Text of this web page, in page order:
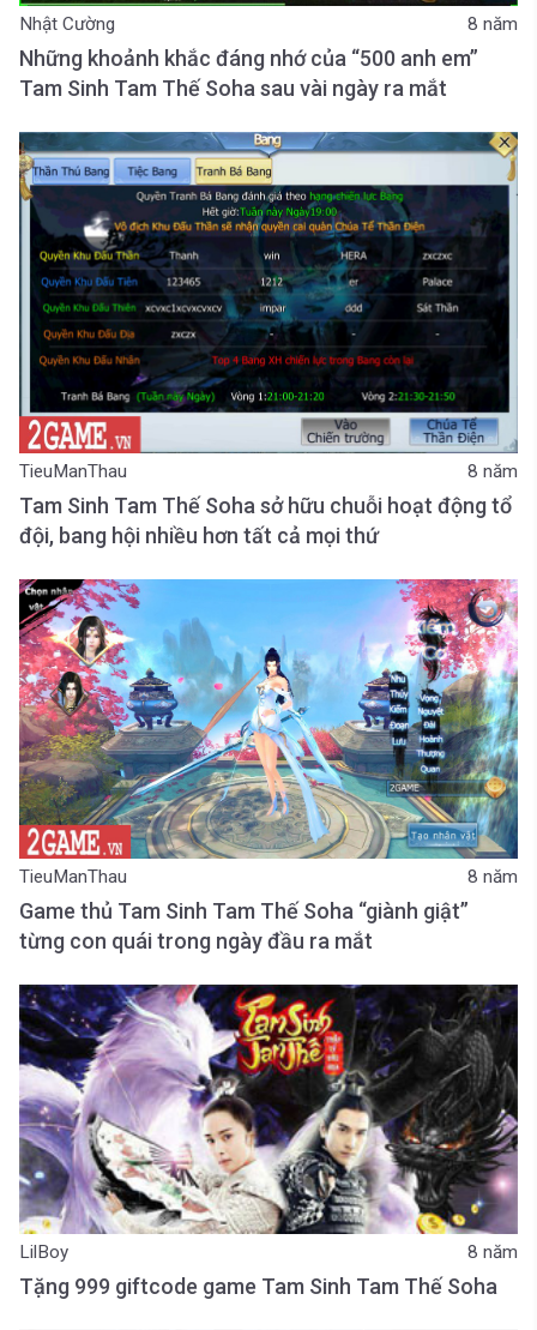
Nhật Cường 8 năm
Những khoảnh khắc đáng nhớ của “500 anh em”
Tam Sinh Tam Thế Soha sau vài ngày ra mắt
TieuManThau 8 năm
Tam Sinh Tam Thế Soha sở hữu chuỗi hoạt động tổ
đội, bang hội nhiều hơn tất cả mọi thứ
TieuManThau 8 năm
Game thủ Tam Sinh Tam Thế Soha “giành giật”
từng con quái trong ngày đầu ra mắt
LilBoy 8 năm
Tặng 999 giftcode game Tam Sinh Tam Thế Soha